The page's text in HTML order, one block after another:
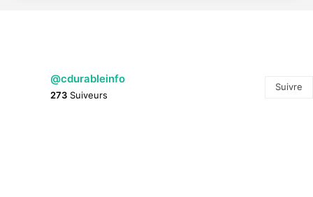
@cdurableinfo
273 Suiveurs
Suivre